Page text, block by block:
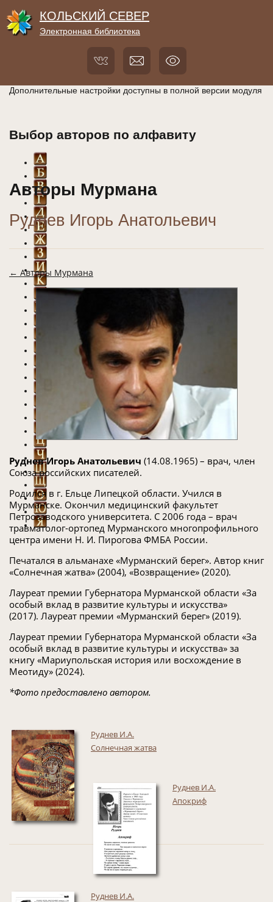
КОЛЬСКИЙ СЕВЕР
Электронная библиотека
Дополнительные настройки доступны в полной версии модуля
Выбор авторов по алфавиту
Авторы Мурмана
Руднев Игорь Анатольевич
← Авторы Мурмана
Руднев Игорь Анатольевич (14.08.1965) – врач, член
Союза российских писателей.
Родился в г. Ельце Липецкой области. Учился в
Мурманске. Окончил медицинский факультет
Петрозаводского университета. С 2006 года – врач
травматолог-ортопед Мурманского многопрофильного
центра имени Н. И. Пирогова ФМБА России.
Печатался в альманахе «Мурманский берег». Автор книг
«Солнечная жатва» (2004), «Возвращение» (2020).
Лауреат премии Губернатора Мурманской области «За
особый вклад в развитие культуры и искусства»
(2017). Лауреат премии «Мурманский берег» (2019).
Лауреат премии Губернатора Мурманской области «За
особый вклад в развитие культуры и искусства» за
книгу «Мариупольская история или восхождение в
Меотиду» (2024).
*Фото предоставлено автором.
Руднев И.А.
Солнечная жатва
Руднев И.А.
Апокриф
Руднев И.А.